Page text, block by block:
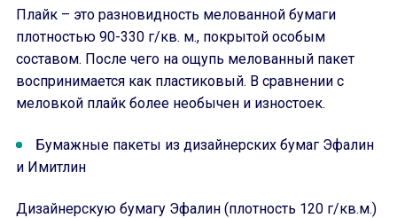
Плайк – это разновидность мелованной бумаги
плотностью 90-330 г/кв. м., покрытой особым
составом. После чего на ощупь мелованный пакет
воспринимается как пластиковый. В сравнении с
меловкой плайк более необычен и изностоек.
Бумажные пакеты из дизайнерских бумаг Эфалин
и Имитлин
Дизайнерскую бумагу Эфалин (плотность 120 г/кв.м.)